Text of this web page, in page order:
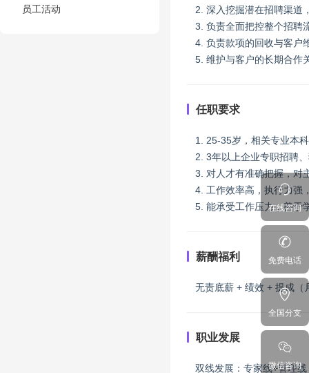
员工活动
2. 深入挖掘潜在招聘渠道
3. 负责全面把控整个招聘
4. 负责款项的回收与客户
5. 维护与客户的长期合作
任职要求
1. 25-35岁，相关专业本
2. 3年以上企业专职招聘
3. 对人才有准确把握，对
4. 工作效率高，执行力强
5. 能承受工作压力，善于
薪酬福利
无责底薪 + 绩效 + 提成（
职业发展
双线发展：专家线+管理线
在线咨询
免费电话
全国分支
微信咨询